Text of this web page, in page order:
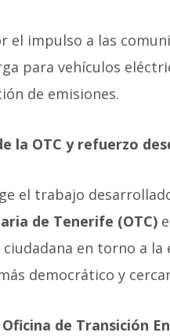
el impulso a las
para vehículos
de emisiones.
la OTC y refuerzo
el trabajo
de Tenerife (OTC)
en torno a
democrático y
Oficina de Transición